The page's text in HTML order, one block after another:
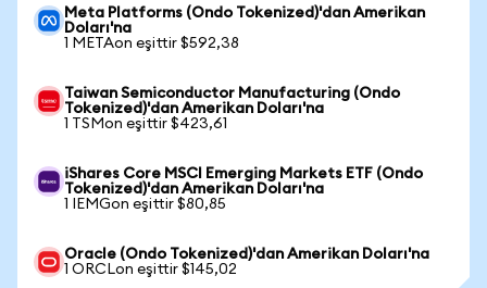
Meta Platforms (Ondo Tokenized)'dan Amerikan
Doları'na
1 METAon eşittir $592,38
Taiwan Semiconductor Manufacturing (Ondo
Tokenized)'dan Amerikan Doları'na
1 TSMon eşittir $423,61
iShares Core MSCI Emerging Markets ETF (Ondo
Tokenized)'dan Amerikan Doları'na
1 IEMGon eşittir $80,85
Oracle (Ondo Tokenized)'dan Amerikan Doları'na
1 ORCLon eşittir $145,02